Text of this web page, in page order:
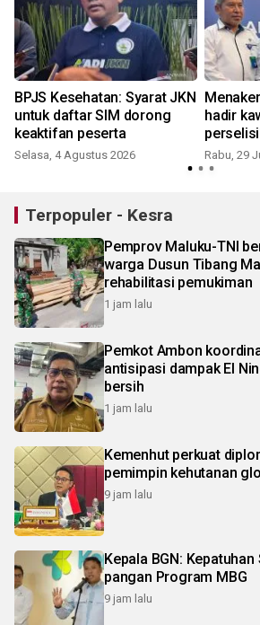
BPJS Kesehatan: Syarat JKN
untuk daftar SIM dorong
keaktifan peserta
Selasa, 4 Agustus 2026
hadir
Rabu, 29
Terpopuler - Kesra
Pemprov Maluku-TNI
warga Dusun Tibang
rehabilitasi pemukiman
1 jam lalu
Pemkot Ambon
antisipasi dampak El
bersih
1 jam lalu
Kemenhut perkuat
pemimpin kehutanan
9 jam lalu
Kepala BGN:
pangan Program MBG
9 jam lalu